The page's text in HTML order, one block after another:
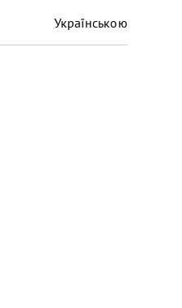
Українською